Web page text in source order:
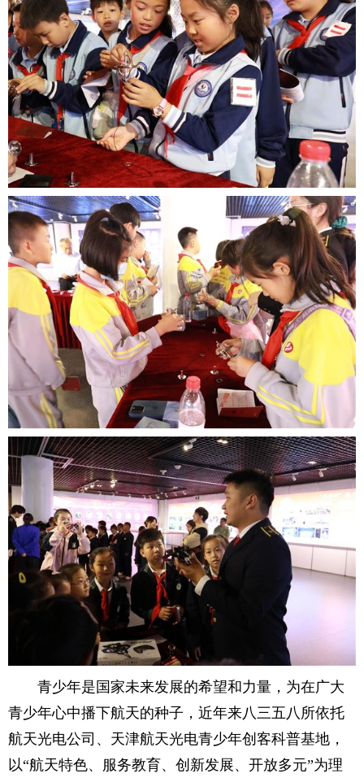
青少年是国家未来发展的希望和力量，为在广大
青少年心中播下航天的种子，近年来八三五八所依托
航天光电公司、天津航天光电青少年创客科普基地，
以“航天特色、服务教育、创新发展、开放多元”为理